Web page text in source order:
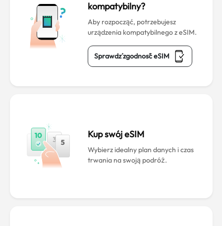
kompatybilny?
Aby rozpocząć, potrzebujesz
urządzenia kompatybilnego z eSIM.
Sprawdź zgodność eSIM
Kup swój eSIM
Wybierz idealny plan danych i czas
trwania na swoją podróż.